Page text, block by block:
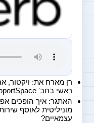
ראשי בחב' SupportSpace.
עצמאיים?